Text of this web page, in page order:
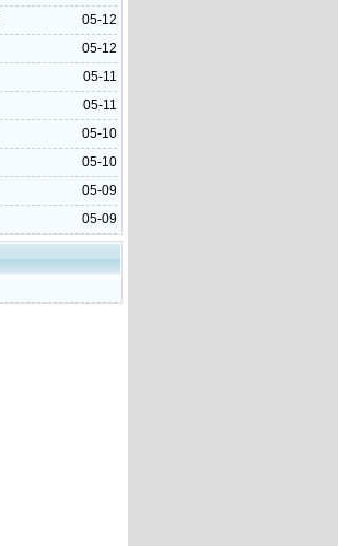
05-12
05-12
05-11
05-11
05-10
05-10
05-09
05-09